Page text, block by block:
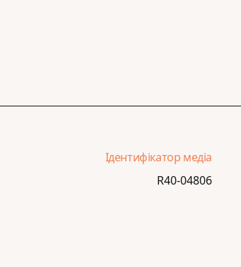
Ідентифікатор медіа
R40-04806